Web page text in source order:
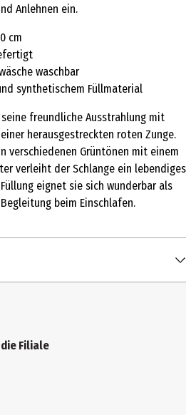
Anlehnen ein.
cm
waschbar
synthetischem Füllmaterial
freundliche Ausstrahlung mit
herausgestreckten roten Zunge.
verschiedenen Grüntönen mit einem
verleiht der Schlange ein lebendiges
eignet sie sich wunderbar als
beim Einschlafen.
Filiale